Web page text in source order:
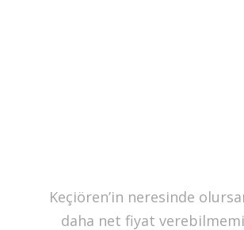
Keçiören’in neresinde
daha net fiyat